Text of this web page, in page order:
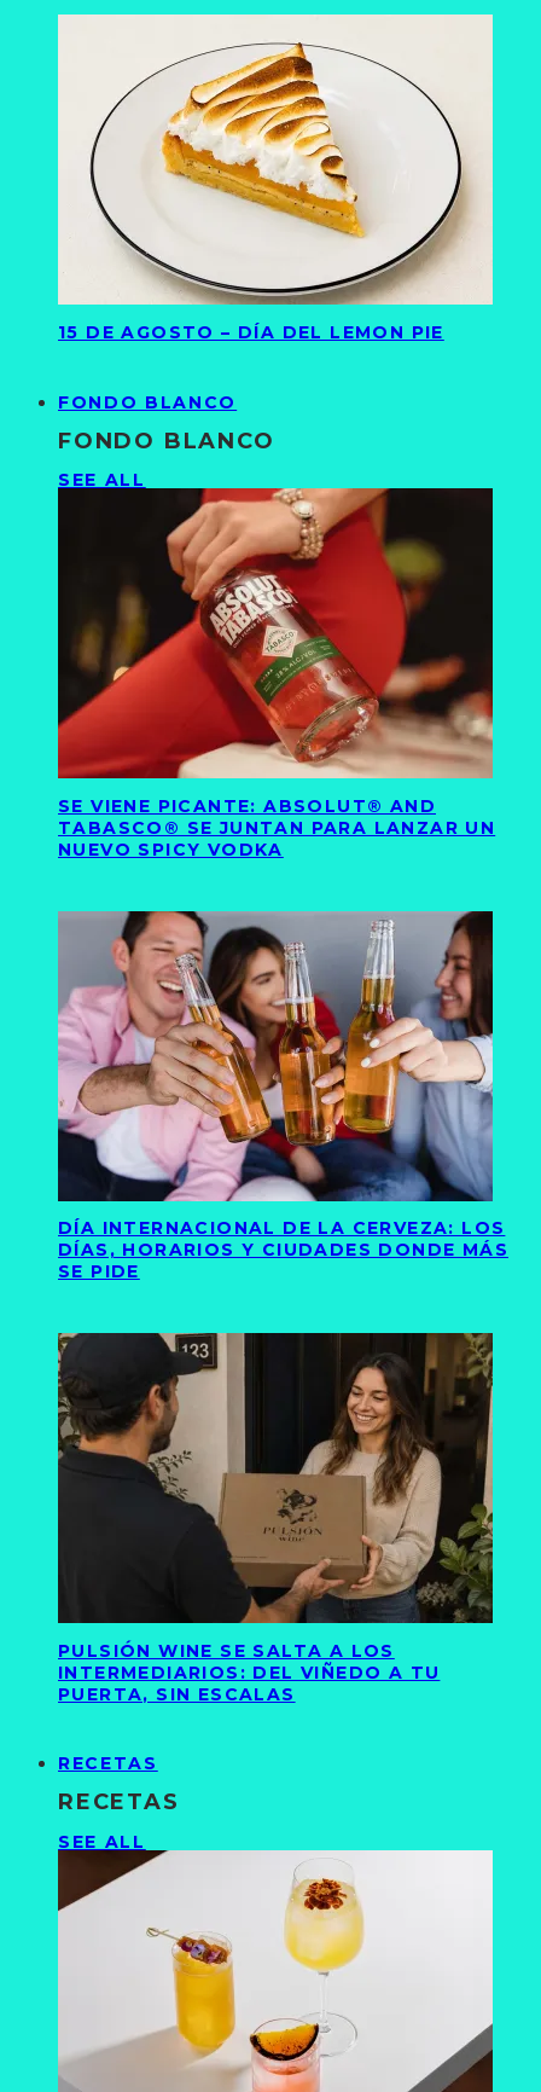
15 DE AGOSTO – DÍA DEL LEMON PIE
FONDO BLANCO
FONDO BLANCO
SEE ALL
SE VIENE PICANTE: ABSOLUT® AND
TABASCO® SE JUNTAN PARA LANZAR UN
NUEVO SPICY VODKA
DÍA INTERNACIONAL DE LA CERVEZA: LOS
DÍAS, HORARIOS Y CIUDADES DONDE MÁS
SE PIDE
PULSIÓN WINE SE SALTA A LOS
INTERMEDIARIOS: DEL VIÑEDO A TU
PUERTA, SIN ESCALAS
RECETAS
RECETAS
SEE ALL